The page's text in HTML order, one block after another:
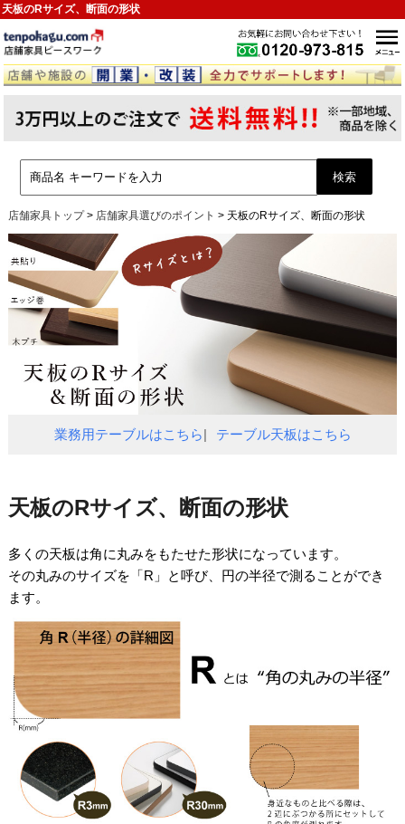
天板のRサイズ、断面の形状
店舗家具トップ> 店舗家具選びのポイント > 天板のRサイズ、断面の形状
業務用テーブルはこちら テーブル天板はこちら
天板のRサイズ、断面の形状
多くの天板は角に丸みをもたせた形状になっています。
その丸みのサイズを「R」と呼び、円の半径で測ることができ
ます。